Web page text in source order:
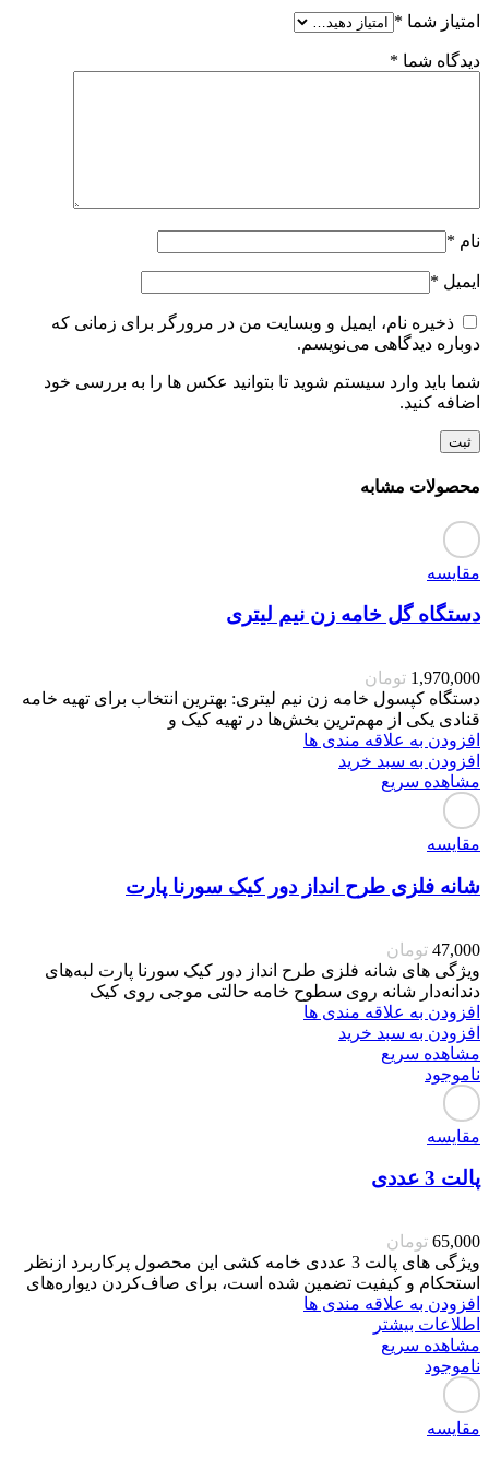
امتیاز شما *
دیدگاه شما *
نام *
ایمیل *
ذخیره نام، ایمیل و وبسایت من در مرورگر برای زمانی که
دوباره دیدگاهی می‌نویسم.
شما باید وارد سیستم شوید تا بتوانید عکس ها را به بررسی خود
اضافه کنید.
محصولات مشابه
مقایسه
دستگاه گل خامه زن نیم لیتری
1,970,000 تومان
دستگاه کپسول خامه زن نیم لیتری: بهترین انتخاب برای تهیه خامه
قنادی یکی از مهم‌ترین بخش‌ها در تهیه کیک و
افزودن به علاقه مندی ها
افزودن به سبد خرید
مشاهده سریع
مقایسه
شانه فلزی طرح انداز دور کیک سورنا پارت
47,000 تومان
ویژگی های شانه فلزی طرح انداز دور کیک سورنا پارت لبه‌های
دندانه‌دار شانه روی سطوح خامه حالتی موجی روی کیک
افزودن به علاقه مندی ها
افزودن به سبد خرید
مشاهده سریع
ناموجود
مقایسه
پالت 3 عددی
65,000 تومان
ویژگی های پالت 3 عددی خامه کشی این محصول پرکاربرد ازنظر
استحکام و کیفیت تضمین شده است، برای صاف‌کردن دیواره‌های
افزودن به علاقه مندی ها
اطلاعات بیشتر
مشاهده سریع
ناموجود
مقایسه